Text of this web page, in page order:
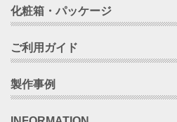
化粧箱・パッケージ
ご利用ガイド
製作事例